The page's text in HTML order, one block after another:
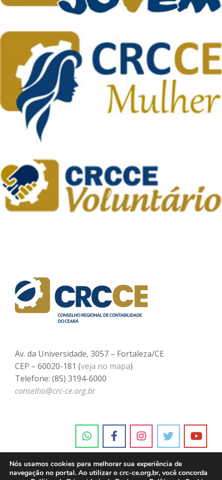
Av. da Universidade, 3057 – Fortaleza/CE
CEP – 60020-181 (veja no mapa)
Telefone: (85) 3194-6000
conselho@crc-ce.org.br
Nós usamos cookies para melhorar sua experiência de
navegação no portal. Ao utilizar o crc-ce.org.br, você concorda